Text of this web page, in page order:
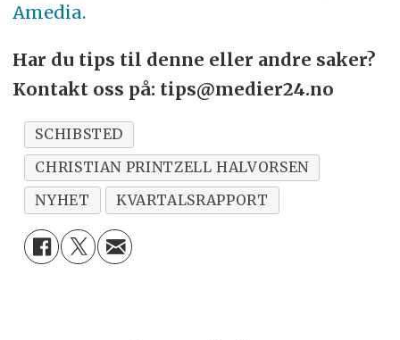
Amedia.
Har du tips til denne eller andre saker?
Kontakt oss på: tips@medier24.no
SCHIBSTED
CHRISTIAN PRINTZELL HALVORSEN
NYHET
KVARTALSRAPPORT